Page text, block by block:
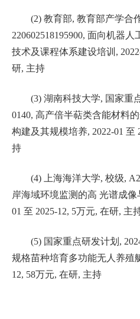
(2) 教育部, 教育部产学合
220602518195900, 面向机器人
技术及课程体系建设培训 ,
研, 主持
(3) 湖南科技大学, 国家重
0140, 高产倍半萜类含能材料
构建及其规模培养, 2022-01 至
持
(4) 上海海洋大学, 校级,
岸海域环境监测的高 光谱成
01 至 2025-12, 5万元, 在研, 主
(5) 国家重点研发计划 ,
规格苗种培育多功能无人养殖
12, 58万元, 在研, 主持